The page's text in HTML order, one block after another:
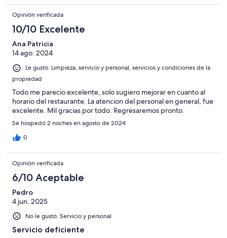
Opinión verificada
10/10 Excelente
Ana Patricia
14 ago. 2024
Le gustó: Limpieza, servicio y personal, servicios y condiciones de la
propiedad
Todo me parecio excelente, solo sugiero mejorar en cuanto al
horario del restaurante. La atencion del personal en general, fue
excelente. Mil gracias por todo. Regresaremos pronto.
Se hospedó 2 noches en agosto de 2024
0
Opinión verificada
6/10 Aceptable
Pedro
4 jun. 2025
No le gustó: Servicio y personal
Servicio deficiente